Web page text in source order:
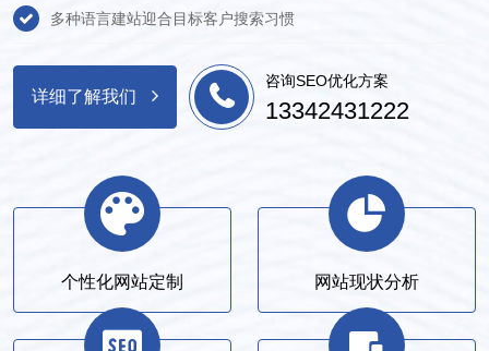
多种语言建站迎合目标客户搜索习惯
详细了解我们
咨询SEO优化方案
13342431222
个性化网站定制 网站现状分析